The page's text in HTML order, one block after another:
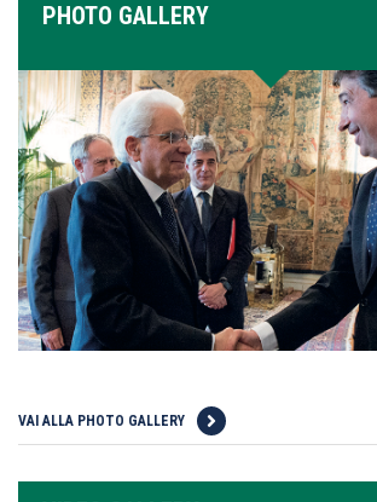
PHOTO GALLERY
VAI ALLA PHOTO GALLERY